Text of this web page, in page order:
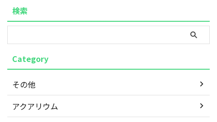
の選び方、おすすめ商品、+αの対策まで、実体験を交えてまとめま
した。同じ悩みを抱えている方の参考になれば嬉しいです。 ※この
記事にはアフィリエイト ...
検索
Category
その他
アクアリウム